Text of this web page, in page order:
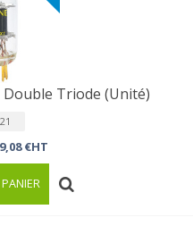
Double Triode (Unité)
€HT